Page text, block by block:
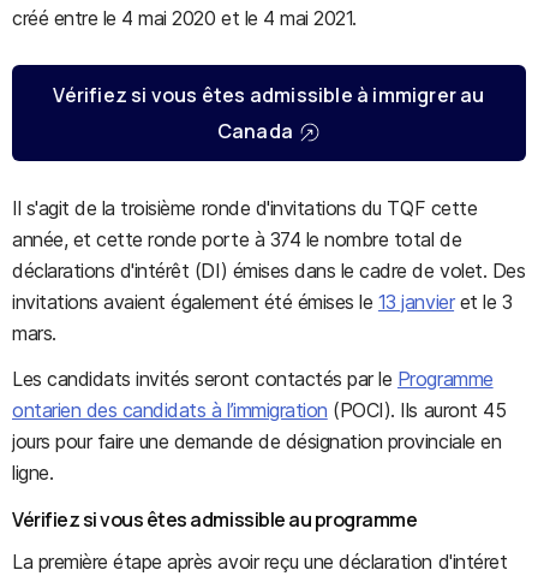
créé entre le 4 mai 2020 et le 4 mai 2021.
Vérifiez si vous êtes admissible à immigrer au
Canada
Il s'agit de la troisième ronde d'invitations du TQF cette
année, et cette ronde porte à 374 le nombre total de
déclarations d'intérêt (DI) émises dans le cadre de volet. Des
invitations avaient également été émises le 13 janvieret le 3
mars.
Les candidats invités seront contactés par le Programme
ontarien des candidats à l’immigration (POCI). Ils auront 45
jours pour faire une demande de désignation provinciale en
ligne.
Vérifiez si vous êtes admissible au programme
La première étape après avoir reçu une déclaration d'intéret